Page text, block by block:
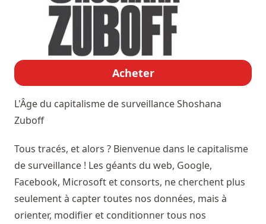
Acheter
L'Âge du capitalisme de surveillanceShoshana
Zuboff
Tous tracés, et alors ? Bienvenue dans le capitalisme
de surveillance ! Les géants du web, Google,
Facebook, Microsoft et consorts, ne cherchent plus
seulement à capter toutes nos données, mais à
orienter, modifier et conditionner tous nos